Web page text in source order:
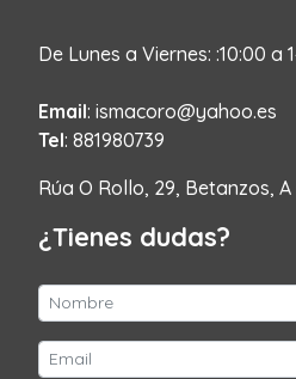
De Lunes a Viernes: :10:00 a
Email: ismacoro@yahoo.es
Tel: 881980739
Rúa O Rollo, 29, Betanzos,
¿Tienes dudas?